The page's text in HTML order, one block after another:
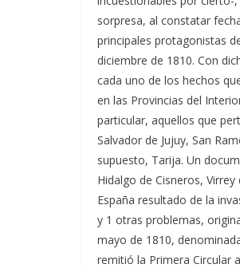
sorpresa, al constatar
principales protagonistas
diciembre de 1810. Con
cada uno de los hechos
en las Provincias del
particular, aquellos que
Salvador de Jujuy, San
supuesto, Tarija. Un
Hidalgo de Cisneros,
España resultado de la
y 1 otras problemas,
mayo de 1810,
remitió la Primera Circular